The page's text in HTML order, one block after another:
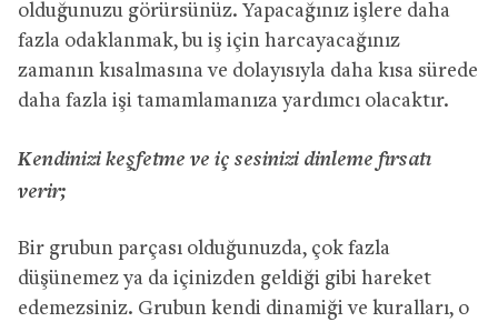
olduğunuzu görürsünüz. Yapacağınız işlere daha
fazla odaklanmak, bu iş için harcayacağınız
zamanın kısalmasına ve dolayısıyla daha kısa sürede
daha fazla işi tamamlamanıza yardımcı olacaktır.
Kendinizi keşfetme ve iç sesinizi dinleme fırsatı
verir;
Bir grubun parçası olduğunuzda, çok fazla
düşünemez ya da içinizden geldiği gibi hareket
edemezsiniz. Grubun kendi dinamiği ve kuralları, o